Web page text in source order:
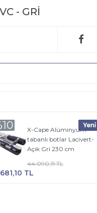
- GRİ
X-Cape Alüminyum
tabanlı botlar Lacivert-
Açık Gri 230 cm
44.090,11 TL
TL